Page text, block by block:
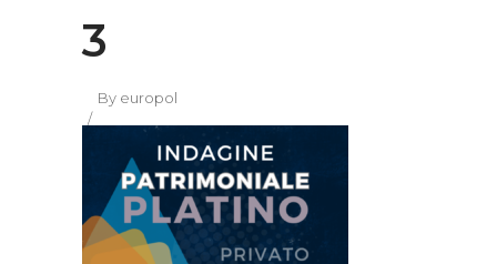
3
By europol